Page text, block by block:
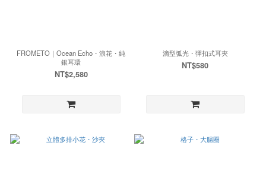
FROMETO｜Ocean Echo・浪花・純
銀耳環
NT$2,580
滴型弧光・彈扣式耳夾
NT$580